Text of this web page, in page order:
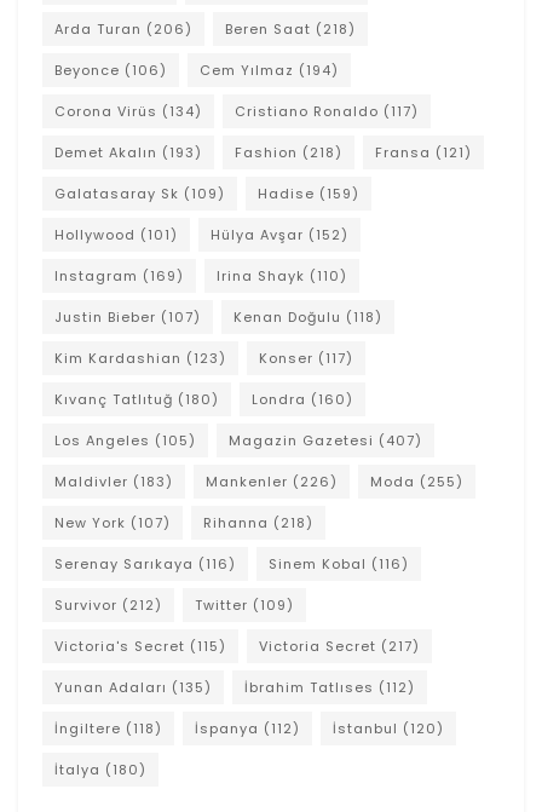
Arda Turan (206) Beren Saat (218)
Beyonce (106) Cem Yılmaz (194)
Corona Virüs (134) Cristiano Ronaldo (117)
Demet Akalın (193) Fashion (218) Fransa (121)
Galatasaray Sk (109) Hadise (159)
Hollywood (101) Hülya Avşar (152)
Instagram (169) Irina Shayk (110)
Justin Bieber (107) Kenan Doğulu (118)
Kim Kardashian (123) Konser (117)
Kıvanç Tatlıtuğ (180) Londra (160)
Los Angeles (105) Magazin Gazetesi (407)
Maldivler (183) Mankenler (226) Moda (255)
New York (107) Rihanna (218)
Serenay Sarıkaya (116) Sinem Kobal (116)
Survivor (212) Twitter (109)
Victoria's Secret (115) Victoria Secret (217)
Yunan Adaları (135) İbrahim Tatlıses (112)
İngiltere (118) İspanya (112) İstanbul (120)
İtalya (180)